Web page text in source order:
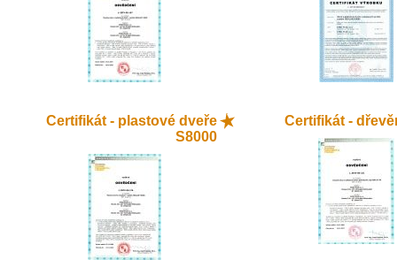
Certifikát - plastové dveře
S8000
Certifikát -